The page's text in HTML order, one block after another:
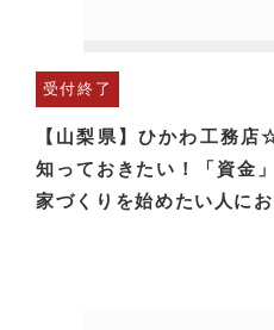
受付終了
【山梨県】ひかわ工務
知っておきたい！「資金
家づくりを始めたい人に